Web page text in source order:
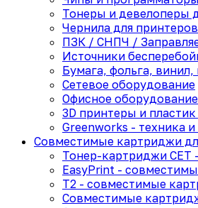
Тонеры и девелоперы
Чернила для
ПЗК / СНПЧ /
Источники
Бумага, фольга, винил,
Сетевое оборудование
Офисное
3D принтеры и пластик
Greenworks - техника
Совместимые картриджи
Тонер-картриджи CET
EasyPrint -
T2 - совместимые
Совместимые